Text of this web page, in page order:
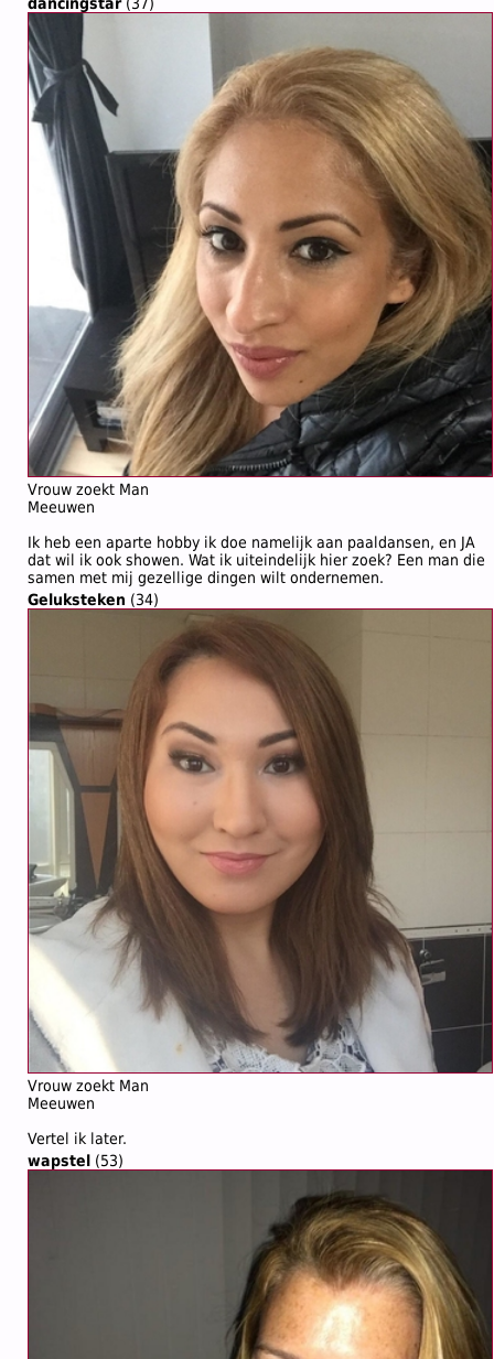
Vrouw zoekt Man
Meeuwen
Ik heb een aparte hobby ik doe namelijk aan paaldansen, en JA
dat wil ik ook showen. Wat ik uiteindelijk hier zoek? Een man die
samen met mij gezellige dingen wilt ondernemen.
Geluksteken (34)
Vrouw zoekt Man
Meeuwen
Vertel ik later.
wapstel (53)